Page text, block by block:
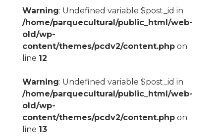
Warning: Undefined variable $post_id in
/home/parquecultural/public_html/web-
old/wp-
content/themes/pcdv2/content.phpon
line 12
Warning: Undefined variable $post_id in
/home/parquecultural/public_html/web-
old/wp-
content/themes/pcdv2/content.phpon
line 13